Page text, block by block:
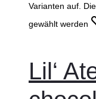
Varianten auf.
gewählt werden
Lil‘